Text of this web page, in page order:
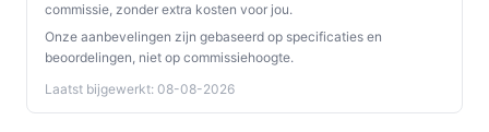
commissie, zonder extra kosten voor jou.
Onze aanbevelingen zijn gebaseerd op specificaties en
beoordelingen, niet op commissiehoogte.
Laatst bijgewerkt: 08-08-2026